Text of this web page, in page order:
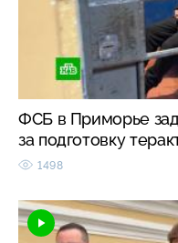
ФСБ в Приморье
за подготовку
1498